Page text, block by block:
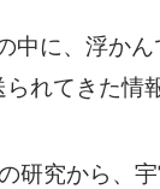
中に、浮か
れてきた情
研究から、